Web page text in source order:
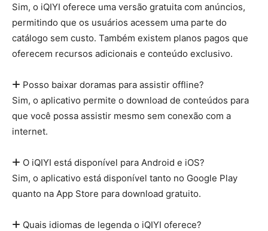
Sim, o iQIYI oferece uma versão gratuita com anúncios,
permitindo que os usuários acessem uma parte do
catálogo sem custo. Também existem planos pagos que
oferecem recursos adicionais e conteúdo exclusivo.
Posso baixar doramas para assistir offline?
Sim, o aplicativo permite o download de conteúdos para
que você possa assistir mesmo sem conexão com a
internet.
O iQIYI está disponível para Android e iOS?
Sim, o aplicativo está disponível tanto no Google Play
quanto na App Store para download gratuito.
Quais idiomas de legenda o iQIYI oferece?